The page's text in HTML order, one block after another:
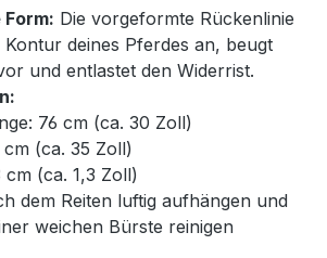
Die vorgeformte Rückenlinie
Kontur deines Pferdes an, beugt
und entlastet den Widerrist.
76 cm (ca. 30 Zoll)
(ca. 35 Zoll)
cm (ca. 1,3 Zoll)
dem Reiten luftig aufhängen und
weichen Bürste reinigen